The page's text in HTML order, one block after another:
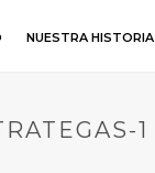
NUESTRA HISTORIA
1